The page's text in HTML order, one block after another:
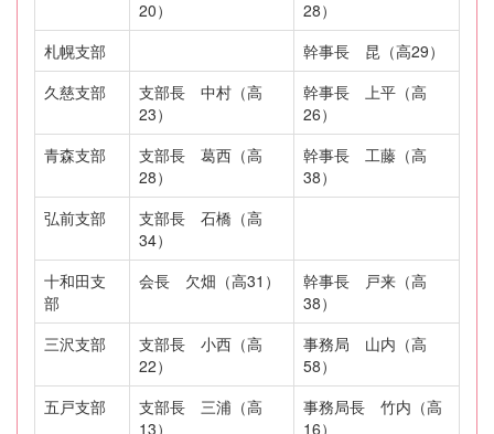
20）
28）
札幌支部
幹事長 昆（高29）
久慈支部
支部長 中村（高
23）
幹事長 上平（高
26）
青森支部
支部長 葛西（高
28）
幹事長 工藤（高
38）
弘前支部
支部長 石橋（高
34）
十和田支
部
会長 欠畑（高31）
幹事長 戸来（高
38）
三沢支部
支部長 小西（高
22）
事務局 山内（高
58）
五戸支部
支部長 三浦（高
13）
事務局長 竹内（高
16）